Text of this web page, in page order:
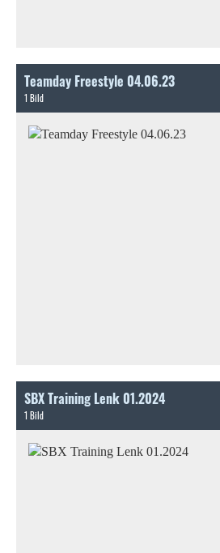
Teamday Freestyle 04.06.23
1 Bild
SBX Training Lenk 01.2024
1 Bild